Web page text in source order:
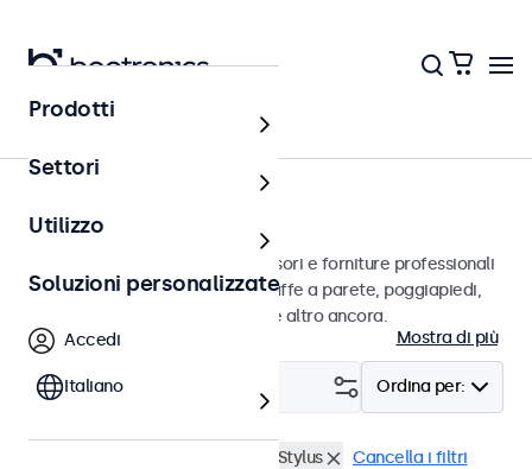
Home
Accessori
Un vasto assortimento di accessori e forniture professionali
per i suoi display Beetronics. Staffe a parete, poggiapiedi,
cavi video, dimmer, connettori e altro ancora.
Mostra di più
Ordina per:
Filtro (0)
Penna touch Stylus Cancella i filtri
Prodotti
Settori
Utilizzo
Soluzioni personalizzate
Accedi
Italiano